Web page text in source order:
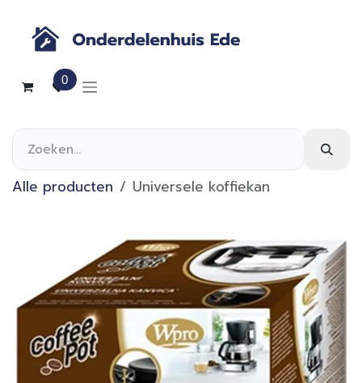
0
Alle producten Universele koffiekan